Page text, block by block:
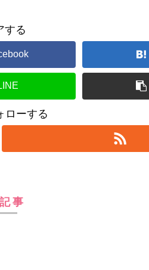
する
ローする
事